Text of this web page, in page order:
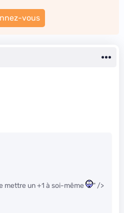
vous
mettre un +1 à soi-même " />